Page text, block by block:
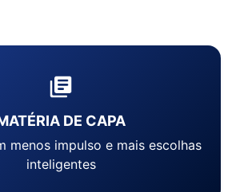
DE CAPA
menos impulso e mais escolhas
inteligentes